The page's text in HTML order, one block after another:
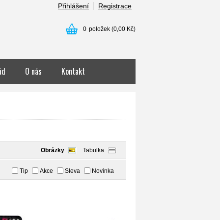
Přihlášení Registrace
0 položek (0,00 Kč)
O nás Kontakt
Obrázky Tabulka
Tip Akce Sleva Novinka